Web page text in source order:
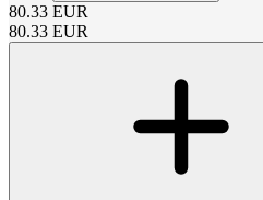
80.33 EUR
80.33 EUR